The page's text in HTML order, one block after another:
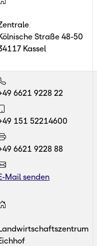
Straße 48-50
Kassel
6621 9228 22
151 52214600
6621 9228 88
Mail senden